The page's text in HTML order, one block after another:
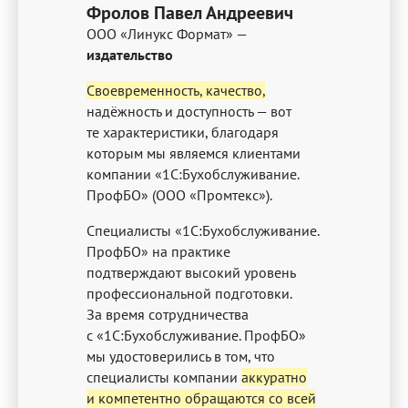
Фролов Павел Андреевич
ООО «Линукс Формат» —
издательство
Своевременность, качество,
надёжность и доступность — вот
те характеристики, благодаря
которым мы являемся клиентами
компании «1С:Бухобслуживание.
ПрофБО» (ООО «Промтекс»).
Специалисты «1С:Бухобслуживание.
ПрофБО» на практике
подтверждают высокий уровень
профессиональной подготовки.
За время сотрудничества
с «1С:Бухобслуживание. ПрофБО»
мы удостоверились в том, что
специалисты компании аккуратно
и компетентно обращаются со всей